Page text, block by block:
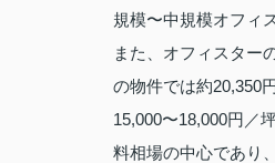
規模〜中規模オフィ
また、オフィスター
の物件では約20,350
15,000〜18,000円／
料相場の中心であり